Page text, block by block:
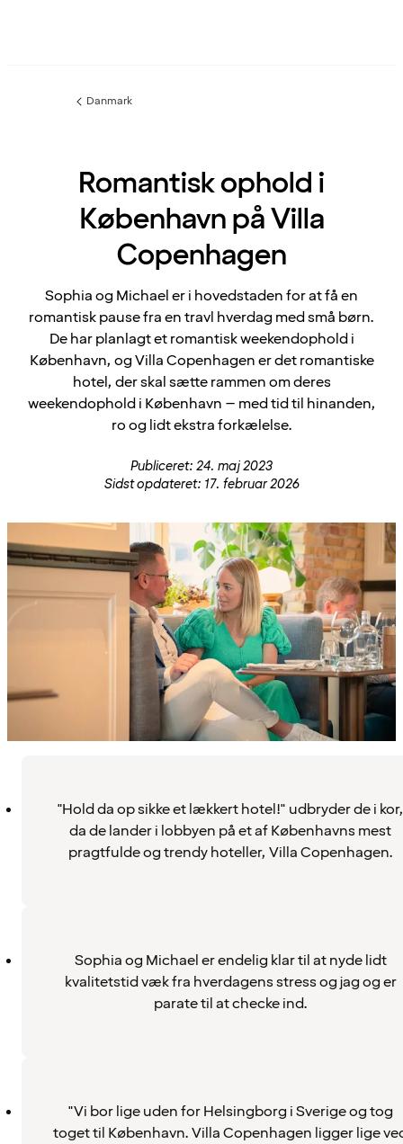
Forrige
Danmark
Romantisk ophold i
København på Villa
Copenhagen
Sophia og Michael er i hovedstaden for at få en
romantisk pause fra en travl hverdag med små børn.
De har planlagt et romantisk weekendophold i
København, og Villa Copenhagen er det romantiske
hotel, der skal sætte rammen om deres
weekendophold i København – med tid til hinanden,
ro og lidt ekstra forkælelse.
Publiceret: 24. maj 2023
Sidst opdateret: 17. februar 2026
"Hold da op sikke et lækkert hotel!" udbryder de i kor,
da de lander i lobbyen på et af Københavns mest
pragtfulde og trendy hoteller, Villa Copenhagen.
Sophia og Michael er endelig klar til at nyde lidt
kvalitetstid væk fra hverdagens stress og jag og er
parate til at checke ind.
"Vi bor lige uden for Helsingborg i Sverige og tog
toget til København. Villa Copenhagen ligger lige